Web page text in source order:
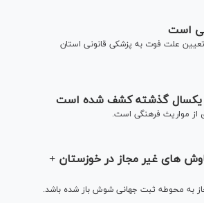
است
تعیین علت فوت به پزشکی قانونی استان
از مواریث فرهنگی است.
های غیر مجاز در خوزستان +
به محوطه ثبت جهانی شوش باز شده باشد.